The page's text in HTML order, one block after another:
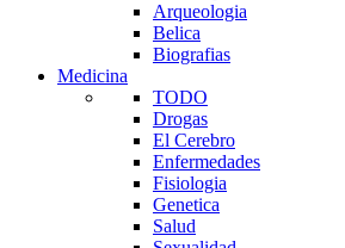
Arqueologia
Belica
Biografias
Medicina
TODO
Drogas
El Cerebro
Enfermedades
Fisiologia
Genetica
Salud